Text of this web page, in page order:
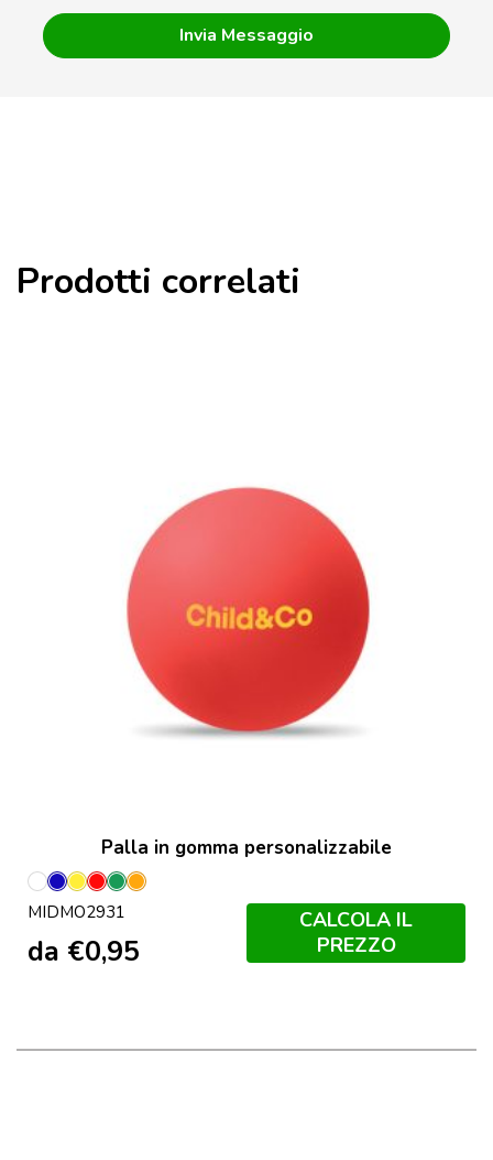
Prodotti correlati
Palla in gomma personalizzabile
Bianco
BluGiallo
Rosso
VerdeArancio
MIDMO2931
da €0,95
CALCOLA IL
PREZZO